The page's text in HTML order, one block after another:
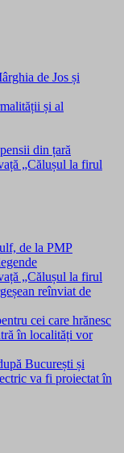
de Jos și
și al
din țară
„Călușul la firul
de la PMP
„Călușul la firul
reînviat de
cei care hrănesc
în localități vor
București și
va fi proiectat în